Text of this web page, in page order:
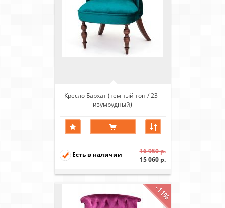
Кресло Бархат (темный тон / 23 -
изумрудный)
Есть в наличии
16 950 р.
15 060 р.
-11%